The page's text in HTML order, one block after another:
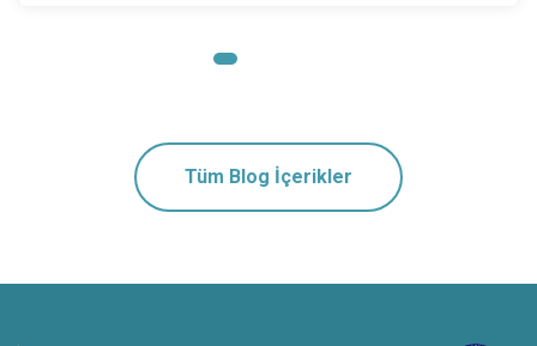
desteği, yatılı bakıcı hizmeti veya gündüzlü dest
Tüm Blog İçerikler